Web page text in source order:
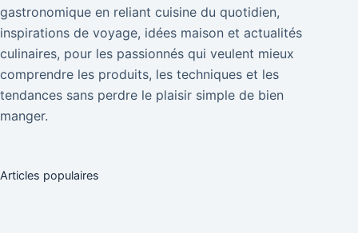
gastronomique en reliant cuisine du quotidien,
inspirations de voyage, idées maison et actualités
culinaires, pour les passionnés qui veulent mieux
comprendre les produits, les techniques et les
tendances sans perdre le plaisir simple de bien
manger.
Articles populaires